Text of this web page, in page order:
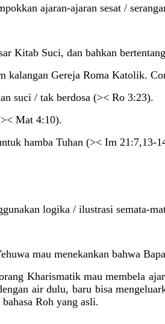
ajaran-ajaran sesat /
Suci, dan bahkan
kalangan Gereja Roma Katolik.
suci / tak berdosa (>< Ro 3:23).
Mat 4:10).
hamba Tuhan (>< Im
logika / ilustrasi semata-
mau menekankan bahwa
Kharismatik mau membela
air dulu, baru bisa
Roh yang asli.